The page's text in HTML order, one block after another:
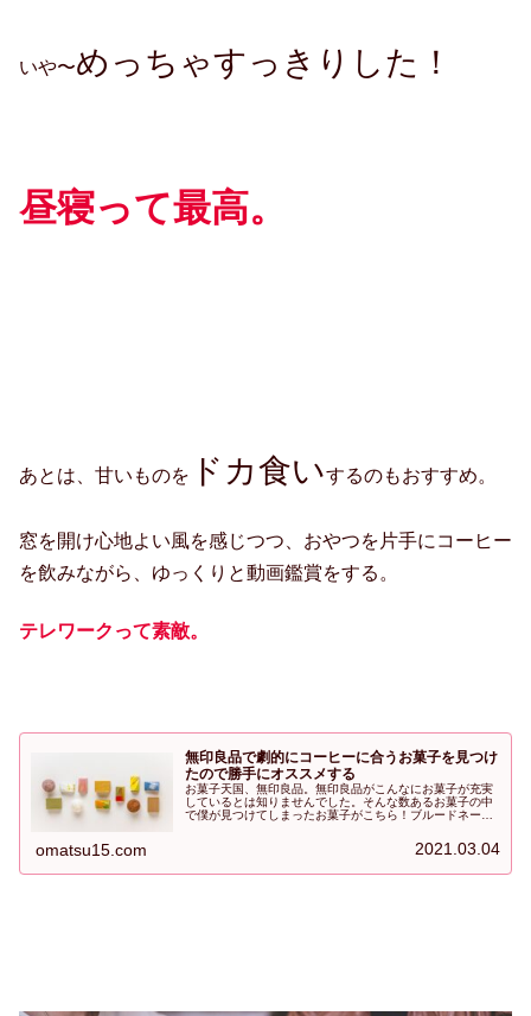
いや〜めっちゃすっきりした！
昼寝って最高。
あとは、甘いものを ドカ食いするのもおすすめ。
窓を開け心地よい風を感じつつ、おやつを片手にコーヒー
を飲みながら、ゆっくりと動画鑑賞をする。
テレワークって素敵。
無印良品で劇的にコーヒーに合うお菓子を見つけ
たので勝手にオススメする
お菓子天国、無印良品。無印良品がこんなにお菓子が充実
しているとは知りませんでした。そんな数あるお菓子の中
で僕が見つけてしまったお菓子がこちら！ブルードネージ
めちゃくちゃオススメ！ぜひ試してもらいたい！
omatsu15.com 2021.03.04